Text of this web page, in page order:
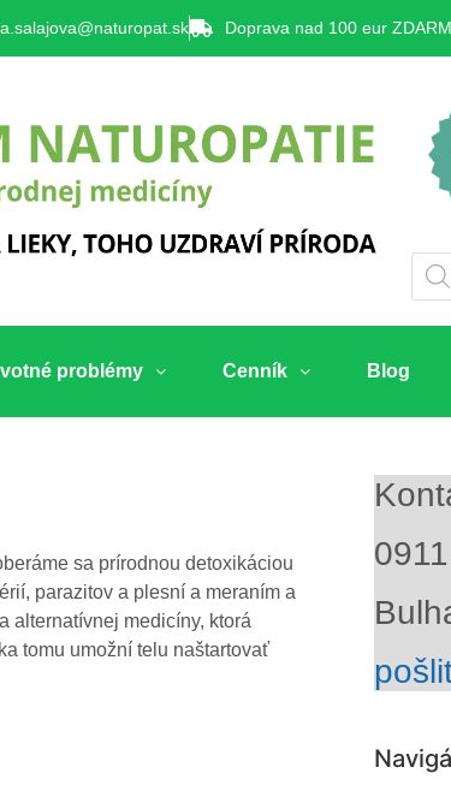
Doprava nad 100 eur
problémy Cenník Blog
sa prírodnou detoxikáciou
parazitov a plesní a meraním a
alternatívnej medicíny, ktorá
tomu umožní telu naštartovať